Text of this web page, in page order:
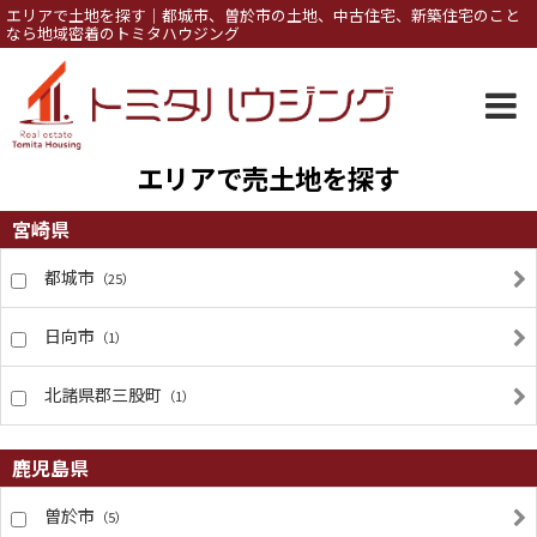
エリアで土地を探す｜都城市、曽於市の土地、中古住宅、新築住宅のこと
なら地域密着のトミタハウジング
エリアで売土地を探す
宮崎県
都城市 （25）
日向市 （1）
北諸県郡三股町 （1）
鹿児島県
曽於市 （5）